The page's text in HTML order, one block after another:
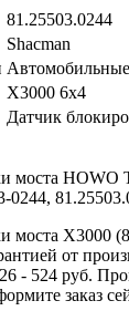
81.25503.0244
Shacman
X3000 6x4
Датчик
моста
0244,
моста X3000
от
- 524 руб.
заказ